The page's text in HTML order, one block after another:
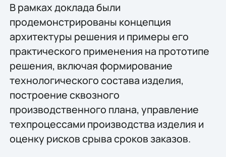
В рамках доклада были
продемонстрированы концепция
архитектуры решения и примеры его
практического применения на прототипе
решения, включая формирование
технологического состава изделия,
построение сквозного
производственного плана, управление
техпроцессами производства изделия и
оценку рисков срыва сроков заказов.